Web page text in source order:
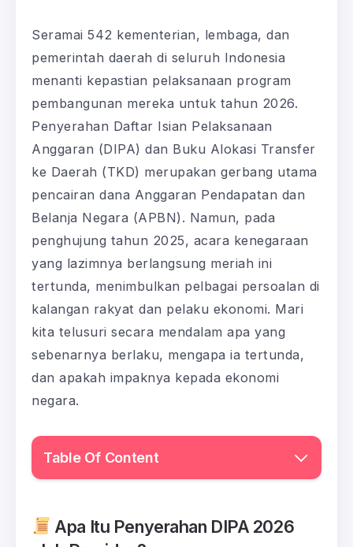
Seramai 542 kementerian, lembaga, dan
pemerintah daerah di seluruh Indonesia
menanti kepastian pelaksanaan program
pembangunan mereka untuk tahun 2026.
Penyerahan Daftar Isian Pelaksanaan
Anggaran (DIPA) dan Buku Alokasi Transfer
ke Daerah (TKD) merupakan gerbang utama
pencairan dana Anggaran Pendapatan dan
Belanja Negara (APBN). Namun, pada
penghujung tahun 2025, acara kenegaraan
yang lazimnya berlangsung meriah ini
tertunda, menimbulkan pelbagai persoalan di
kalangan rakyat dan pelaku ekonomi. Mari
kita telusuri secara mendalam apa yang
sebenarnya berlaku, mengapa ia tertunda,
dan apakah impaknya kepada ekonomi
negara.
Table Of Content
Apa Itu Penyerahan DIPA 2026